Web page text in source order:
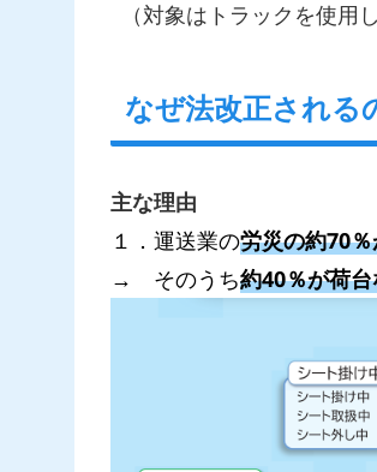
（対象はトラックを使用
なぜ法改正される
主な理由
１．運送業の労災の約70
→ そのうち約40％が荷